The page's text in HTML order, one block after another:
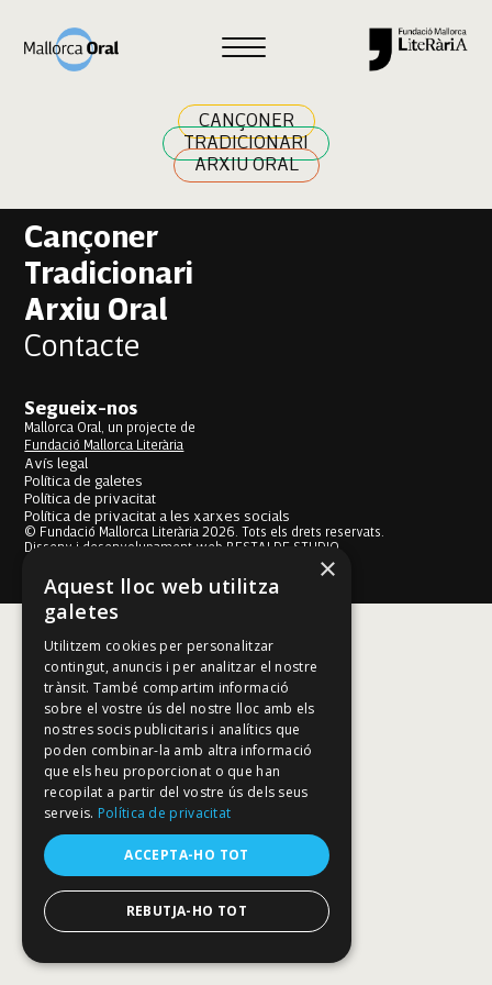
CANÇONER
TRADICIONARI
ARXIU ORAL
Amal Zak
Navegació
Previous: Sara Zouggaghi Salhi
Isona Serra Cladera
Cançoner
Tradicionari
Arxiu Oral
Contacte
Segueix-nos
Mallorca Oral, un projecte de
Fundació Mallorca Literària
Avís legal
Política de galetes
Política de privacitat
Política de privacitat a les xarxes socials
© Fundació Mallorca Literària 2026. Tots els drets reservats.
Disseny i desenvolupament web BESTALDE STUDIO
×
Aquest lloc web utilitza
galetes
Utilitzem cookies per personalitzar
contingut, anuncis i per analitzar el nostre
trànsit. També compartim informació
sobre el vostre ús del nostre lloc amb els
nostres socis publicitaris i analítics que
poden combinar-la amb altra informació
que els heu proporcionat o que han
recopilat a partir del vostre ús dels seus
serveis. Política de privacitat
ACCEPTA-HO TOT
REBUTJA-HO TOT